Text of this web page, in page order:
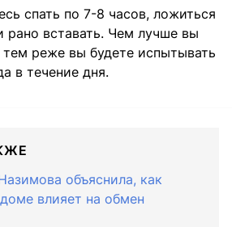
спать по 7-8 часов, ложиться
рано вставать. Чем лучше вы
тем реже вы будете испытывать
в течение дня.
объяснила, как
влияет на обмен